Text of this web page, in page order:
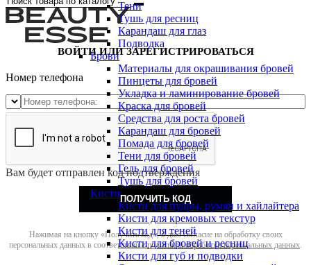
Тени
Тушь для ресниц
Карандаш для глаз
Подводка
Брови
Материалы для окрашивания бровей
Пинцеты для бровей
Укладка и ламинирование бровей
Краска для бровей
Средства для роста бровей
Карандаш для бровей
Помада для бровей
Тени для бровей
Гель для бровей
Тушь для бровей
Кисти
Кисти для пудры, румян и хайлайтера
Кисти для кремовых текстур
Кисти для теней
Кисти для бровей и ресниц
Кисти для губ и подводки
ВОЙТИ ИЛИ ЗАРЕГИСТРИРОВАТЬСЯ
Номер телефона
Вам будет отправлен код подтверждения
ПОЛУЧИТЬ КОД
Нажимая на кнопку «Получить код», я даю согласие на обработку своих
персональных данных в соответствии сполитикой обработки персональных данных.